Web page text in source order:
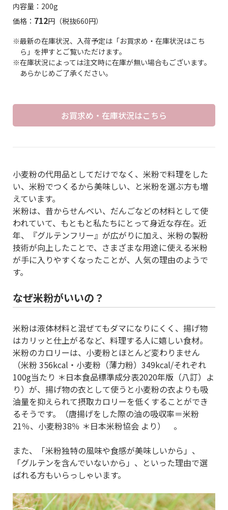
内容量：200g
価格： 712円（税抜660円）
※最新の在庫状況、入荷予定は「お買求め・在庫状況はこち
ら」を押すとご覧いただけます。
※在庫状況によっては注文時に在庫が無い場合もございます。
あらかじめご了承ください。
お買求め・在庫状況はこちら
小麦粉の代用品としてだけでなく、米粉で料理をした
い、米粉でつくるから美味しい、と米粉を選ぶ方も増
えています。
米粉は、昔からせんべい、だんごなどの材料として使
われていて、もともと私たちにとって身近な存在。近
年、『グルテンフリー』が広がりに加え、米粉の製粉
技術が向上したことで、さまざまな用途に使える米粉
が手に入りやすくなったことが、人気の理由のようで
す。
なぜ米粉がいいの？
米粉は液体材料と混ぜてもダマになりにくく、揚げ物
はカリッと仕上がるなど、料理する人に嬉しい食材。
米粉のカロリーは、小麦粉とほとんど変わりません
（米粉 356kcal・小麦粉（薄力粉）349kcal/それぞれ
100g当たり ＊日本食品標準成分表2020年版（八訂）よ
り）が、揚げ物の衣として使うと小麦粉の衣よりも吸
油量を抑えられて摂取カロリーを低くすることができ
るそうです。（唐揚げをした際の油の吸収率＝米粉
21％、小麦粉38％ ＊日本米粉協会 より） 。
また、「米粉独特の風味や食感が美味しいから」、
「グルテンを含んでいないから」、といった理由で選
ばれる方もいらっしゃいます。